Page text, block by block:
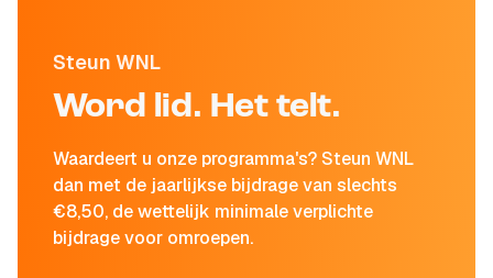
Steun WNL
Word lid. Het telt.
Waardeert u onze programma's? Steun WNL
dan met de jaarlijkse bijdrage van slechts
€8,50, de wettelijk minimale verplichte
bijdrage voor omroepen.